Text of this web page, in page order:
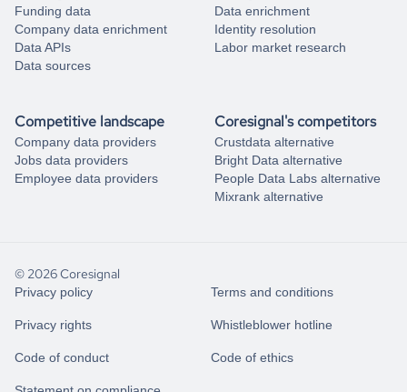
Funding data
Company data enrichment
Data APIs
Data sources
Data enrichment
Identity resolution
Labor market research
Competitive landscape
Company data providers
Jobs data providers
Employee data providers
Coresignal's competitors
Crustdata alternative
Bright Data alternative
People Data Labs alternative
Mixrank alternative
© 2026 Coresignal
Privacy policy Terms and conditions
Privacy rights Whistleblower hotline
Code of conduct Code of ethics